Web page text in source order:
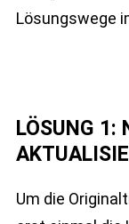
Lösungswege
LÖSUNG 1:
Um die